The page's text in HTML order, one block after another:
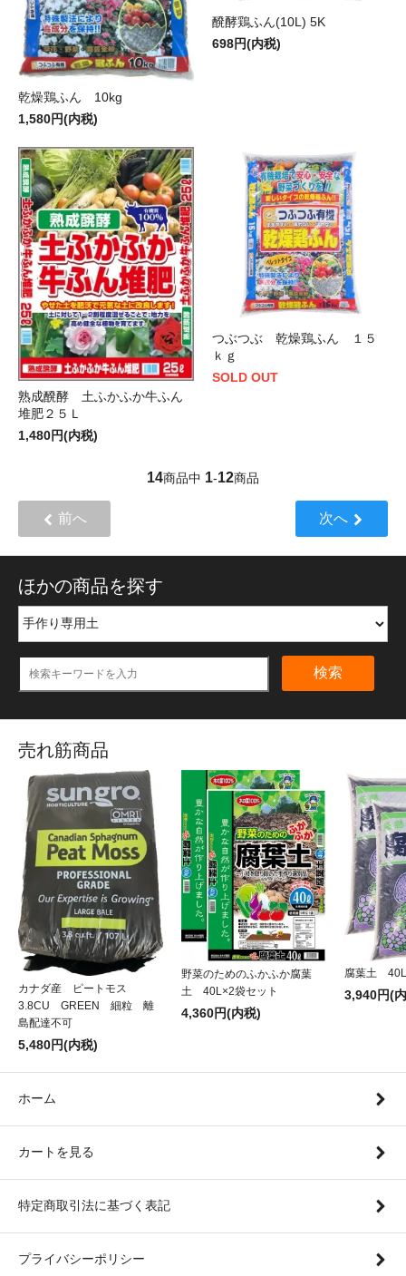
乾燥鶏ふん 10kg
1,580円(内税)
醗酵鶏ふん(10L) 5K
698円(内税)
熟成醗酵 土ふかふか牛ふん
堆肥２５Ｌ
1,480円(内税)
つぶつぶ 乾燥鶏ふん １５
ｋｇ
SOLD OUT
14商品中 1-12商品
前へ 次へ
ほかの商品を探す
検索
売れ筋商品
カナダ産 ピートモス
3.8CU GREEN 細粒 離
島配達不可
5,480円(内税)
野菜のためのふかふか腐葉
土 40L×2袋セット
4,360円(内税)
腐葉土
3,940円(
ホーム
カートを見る
特定商取引法に基づく表記
プライバシーポリシー